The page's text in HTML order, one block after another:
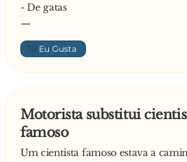
- De gatas
—
👍🏼
Motorista substitui
famoso
Um cientista famoso estava a